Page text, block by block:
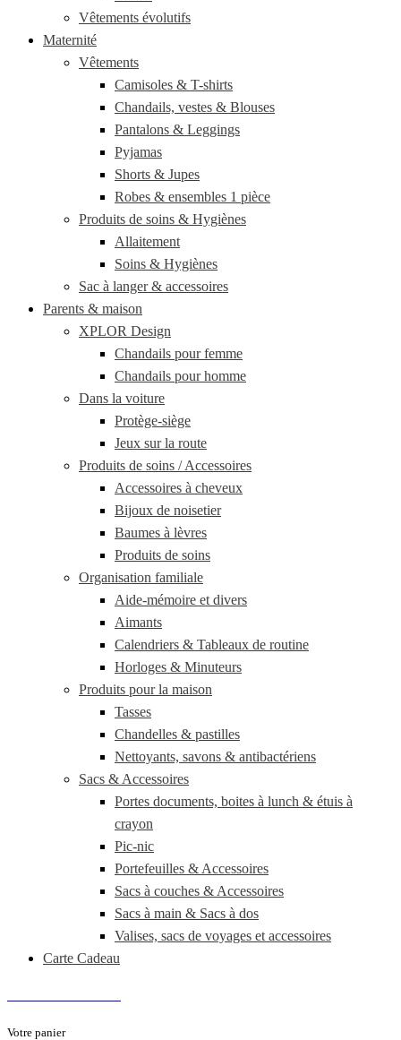
Vêtements évolutifs
Maternité
Vêtements
Camisoles & T-shirts
Chandails, vestes & Blouses
Pantalons & Leggings
Pyjamas
Shorts & Jupes
Robes & ensembles 1 pièce
Produits de soins & Hygiènes
Allaitement
Soins & Hygiènes
Sac à langer & accessoires
Parents & maison
XPLOR Design
Chandails pour femme
Chandails pour homme
Dans la voiture
Protège-siège
Jeux sur la route
Produits de soins / Accessoires
Accessoires à cheveux
Bijoux de noisetier
Baumes à lèvres
Produits de soins
Organisation familiale
Aide-mémoire et divers
Aimants
Calendriers & Tableaux de routine
Horloges & Minuteurs
Produits pour la maison
Tasses
Chandelles & pastilles
Nettoyants, savons & antibactériens
Sacs & Accessoires
Portes documents, boites à lunch & étuis à
crayon
Pic-nic
Portefeuilles & Accessoires
Sacs à couches & Accessoires
Sacs à main & Sacs à dos
Valises, sacs de voyages et accessoires
Carte Cadeau
Votre panier